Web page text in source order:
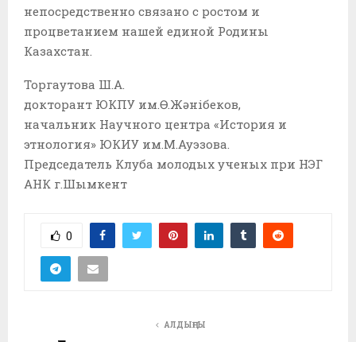
непосредственно связано с ростом и
процветанием нашей единой Родины
Казахстан.
Торгаутова Ш.А.
докторант ЮКПУ им.Ө.Жәнібеков,
начальник Научного центра «История и
этнология» ЮКИУ им.М.Ауэзова.
Председатель Клуба молодых ученых при НЭГ
АНК г.Шымкент
0
АЛДЫҢҒЫ